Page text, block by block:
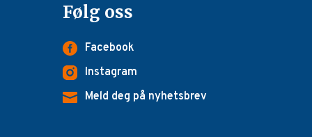
Følg oss
Facebook
Instagram
Meld deg på nyhetsbrev